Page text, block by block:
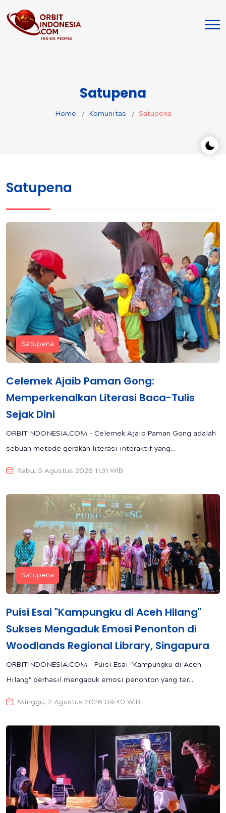
Satupena
Home Komunitas Satupena
Satupena
Satupena
Celemek Ajaib Paman Gong:
Memperkenalkan Literasi Baca-Tulis
Sejak Dini
ORBITINDONESIA.COM - Celemek Ajaib Paman Gong adalah
sebuah metode gerakan literasi interaktif yang...
Rabu, 5 Agustus 2026 11:31 WIB
Satupena
Puisi Esai "Kampungku di Aceh Hilang"
Sukses Mengaduk Emosi Penonton di
Woodlands Regional Library, Singapura
ORBITINDONESIA.COM - Puisi Esai "Kampungku di Aceh
Hilang" berhasil mengaduk emosi penonton yang ter...
Minggu, 2 Agustus 2026 09:40 WIB